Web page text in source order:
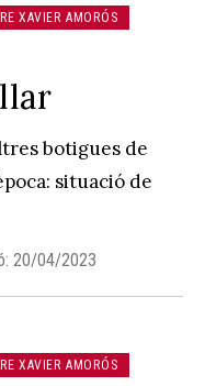
XAVIER AMORÓS
botigues de
situació de
20/04/2023
XAVIER AMORÓS